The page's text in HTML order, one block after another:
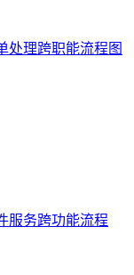
处理跨职能流程图
服务跨功能流程